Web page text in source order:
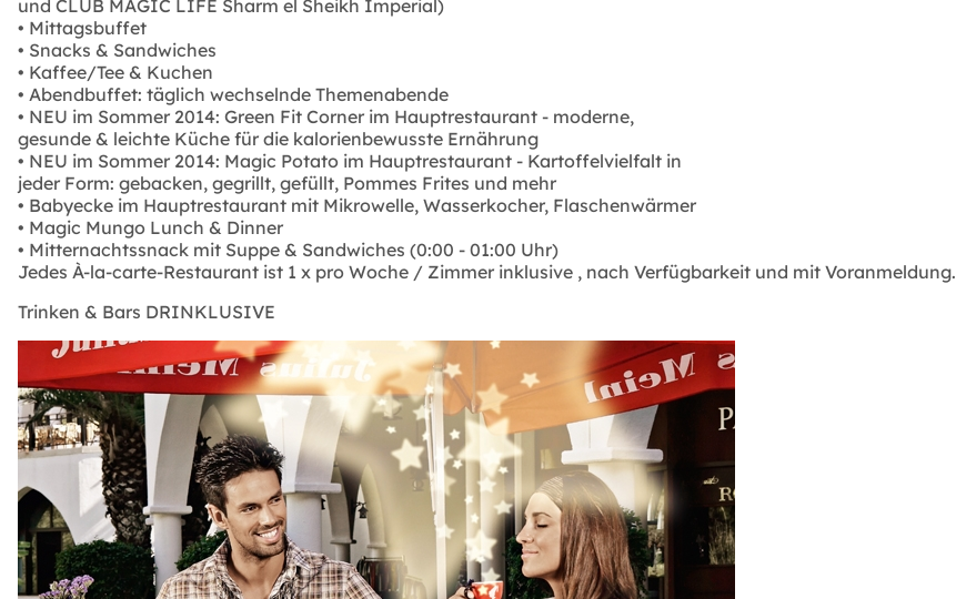
und CLUB MAGIC LIFE Sharm el Sheikh Imperial)
• Mittagsbuffet
• Snacks & Sandwiches
• Kaffee/Tee & Kuchen
• Abendbuffet: täglich wechselnde Themenabende
• NEU im Sommer 2014: Green Fit Corner im Hauptrestaurant - moderne,
gesunde & leichte Küche für die kalorienbewusste Ernährung
• NEU im Sommer 2014: Magic Potato im Hauptrestaurant - Kartoffelvielfalt in
jeder Form: gebacken, gegrillt, gefüllt, Pommes Frites und mehr
• Babyecke im Hauptrestaurant mit Mikrowelle, Wasserkocher, Flaschenwärmer
• Magic Mungo Lunch & Dinner
• Mitternachtssnack mit Suppe & Sandwiches (0:00 - 01:00 Uhr)
Jedes À-la-carte-Restaurant ist 1 x pro Woche / Zimmer inklusive , nach Verfügbarkeit und mit Voranmeldung.
Trinken & Bars DRINKLUSIVE